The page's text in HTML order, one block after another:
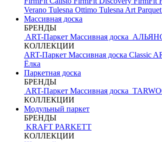
Verano Tulesna Ottimo Tulesna Art Parquet
Массивная доска
БРЕНДЫ
ART-Паркет Массивная доска
КОЛЛЕКЦИИ
ART-Паркет Массивная доска Classic
Ёлка
Паркетная доска
БРЕНДЫ
ART-Паркет Массивная доска
КОЛЛЕКЦИИ
Модульный паркет
БРЕНДЫ
KRAFT PARKETT
КОЛЛЕКЦИИ